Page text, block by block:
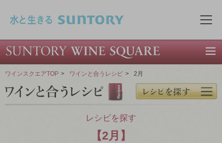
メ
ワインスクエアTOP > ワインと合うレシピ > 2月
レシピを探す
【2月】